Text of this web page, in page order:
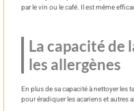
par le vin ou le café. Il est même
La capacité de
les allergènes
En plus de sa capacité à nettoyer les
pour éradiquer les acariens et autres